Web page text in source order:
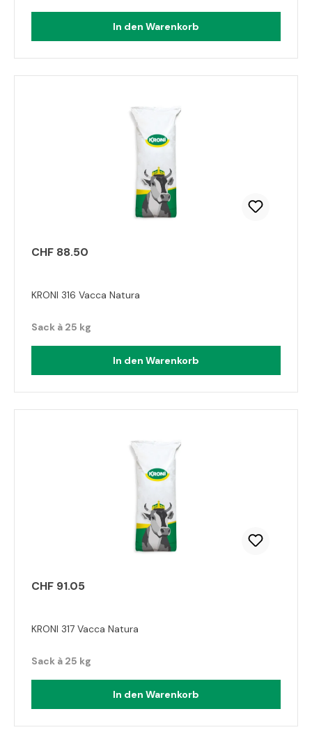
In den Warenkorb
CHF 88.50
KRONI 316 Vacca Natura
Sack à 25 kg
In den Warenkorb
CHF 91.05
KRONI 317 Vacca Natura
Sack à 25 kg
In den Warenkorb